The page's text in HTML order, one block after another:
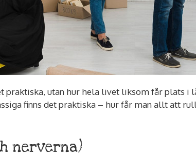
praktiska, utan hur hela livet liksom får plats i
finns det praktiska – hur får man allt att
nerverna)